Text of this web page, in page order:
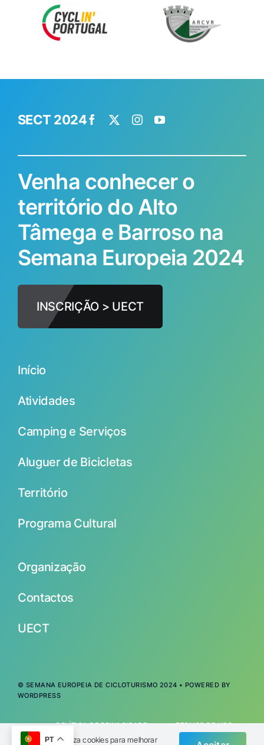
SECT 2024
Venha conhecer o
território do Alto
Tâmega e Barroso na
Semana Europeia 2024
INSCRIÇÃO > UECT
Início
Atividades
Camping e Serviços
Aluguer de Bicicletas
Território
Programa Cultural
Organização
Contactos
UECT
© SEMANA EUROPEIA DE CICLOTURISMO 2024 • POWERED BY
WORDPRESS
POLÍTICA DE PRIVACIDADE
TERMOS DE USO
PT
Este website utiliza cookies para melhorar